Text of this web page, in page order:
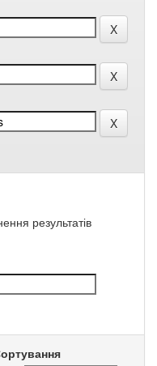
результатів